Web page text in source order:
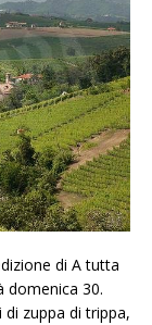
di A tutta
domenica 30.
zuppa di trippa,